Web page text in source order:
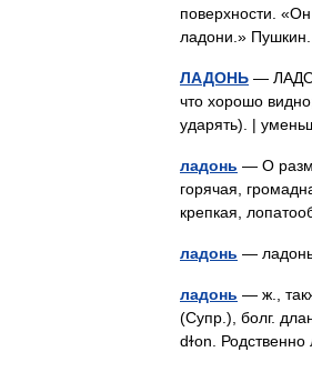
поверхности.
ладони.»
ЛАДОНЬ —
что хорошо
ударять). |
ладонь — О
горячая,
крепкая,
ладонь —
ладонь — ж.,
(Супр.), болг.
dɫon.